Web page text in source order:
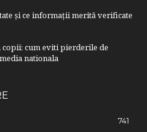
și ce informații merită verificate
cum eviti pierderile de
nationala
741